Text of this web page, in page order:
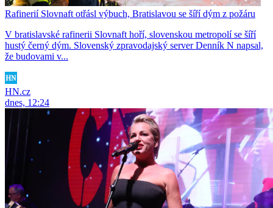
Rafinerií Slovnaft otřásl výbuch, Bratislavou se šíří dým z požáru
V bratislavské rafinerii Slovnaft hoří, slovenskou metropolí se šíří
hustý černý dým. Slovenský zpravodajský server Denník N napsal,
že budovami v...
HN.cz
dnes, 12:24